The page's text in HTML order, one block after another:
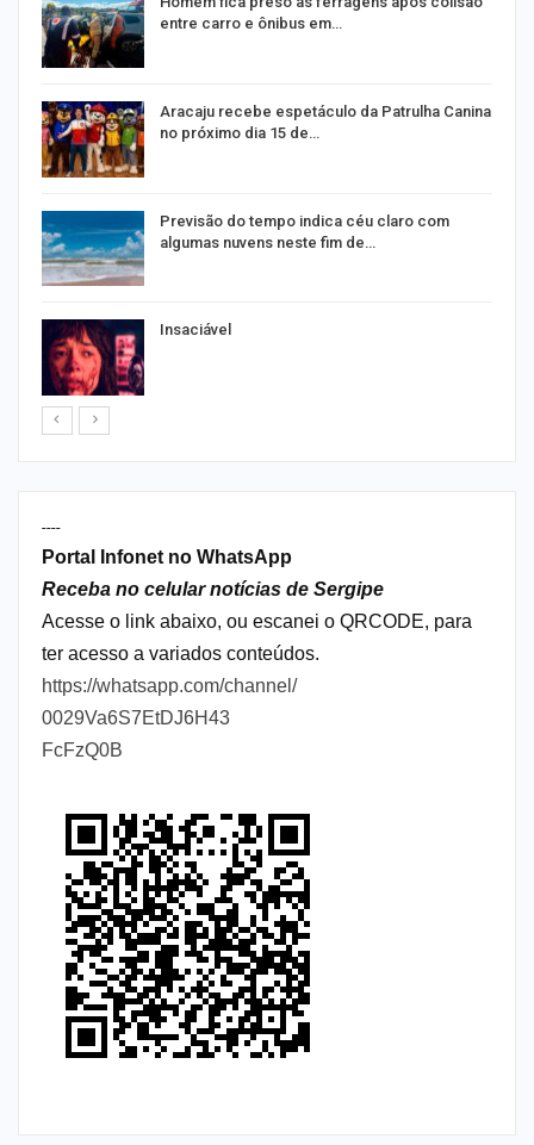
entre carro e ônibus em…
Aracaju recebe espetáculo da Patrulha Canina
no próximo dia 15 de…
Previsão do tempo indica céu claro com
algumas nuvens neste fim de…
Insaciável
----
Portal Infonet no WhatsApp
Receba no celular notícias de Sergipe
Acesse o link abaixo, ou escanei o QRCODE, para
ter acesso a variados conteúdos.
https://whatsapp.com/channel/
0029Va6S7EtDJ6H43
FcFzQ0B